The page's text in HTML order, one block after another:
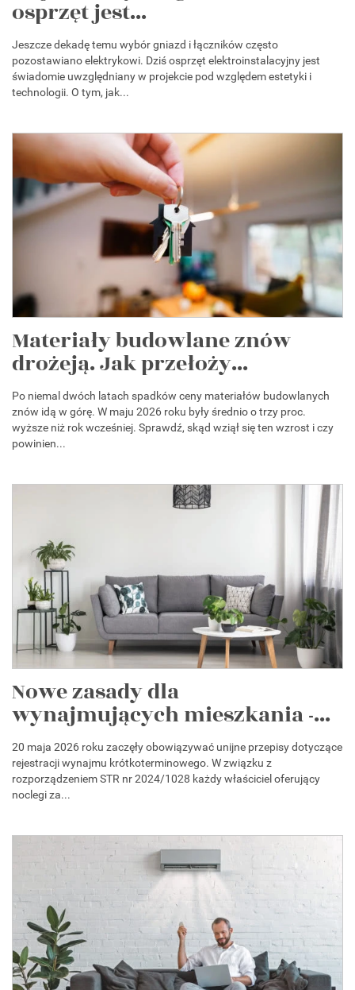
osprzęt jest...
Jeszcze dekadę temu wybór gniazd i łączników często
pozostawiano elektrykowi. Dziś osprzęt elektroinstalacyjny jest
świadomie uwzględniany w projekcie pod względem estetyki i
technologii. O tym, jak...
Materiały budowlane znów
drożeją. Jak przełoży...
Po niemal dwóch latach spadków ceny materiałów budowlanych
znów idą w górę. W maju 2026 roku były średnio o trzy proc.
wyższe niż rok wcześniej. Sprawdź, skąd wziął się ten wzrost i czy
powinien...
Nowe zasady dla
wynajmujących mieszkania -...
20 maja 2026 roku zaczęły obowiązywać unijne przepisy dotyczące
rejestracji wynajmu krótkoterminowego. W związku z
rozporządzeniem STR nr 2024/1028 każdy właściciel oferujący
noclegi za...